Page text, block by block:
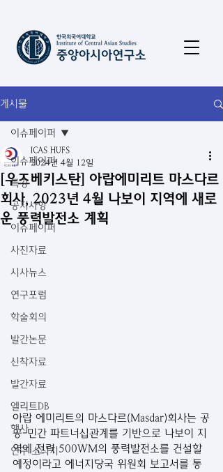
게시물
이슈페이퍼
특강
공지사항
이슈페이퍼
사진자료
시사뉴스
연구포럼
학술회의
발간논문
신착자료
발간자료
엘리트DB
행사
연구 소식지
이슈페이퍼
[우즈베키스탄] 아랍에미리트 마스다르
회사, 2023년 4월 나보이 지역에 새로
운 풍력발전소 계획
ICAS HUFS
2024년 4월 12일
아랍 에미리트의 마스다르(Masdar)회사는 공
공-민간 파트너십관계를 기반으로 나보이 지
역에 전력 500WM의 풍력발전소를 건설할
예정이라고 에너지당국 위원회 보고서를 통